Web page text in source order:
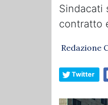
Sindacati
contratto
Redazione
Twitter